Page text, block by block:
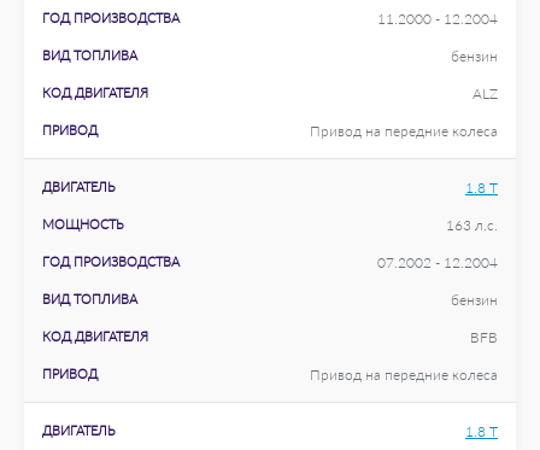
ГОД ПРОИЗВОДСТВА 11.2000 - 12.2004
ВИД ТОПЛИВА бензин
КОД ДВИГАТЕЛЯ ALZ
ПРИВОД Привод на передние колеса
ДВИГАТЕЛЬ 1.8 T
МОЩНОСТЬ 163 л.с.
ГОД ПРОИЗВОДСТВА 07.2002 - 12.2004
ВИД ТОПЛИВА бензин
КОД ДВИГАТЕЛЯ BFB
ПРИВОД Привод на передние колеса
ДВИГАТЕЛЬ 1.8 T